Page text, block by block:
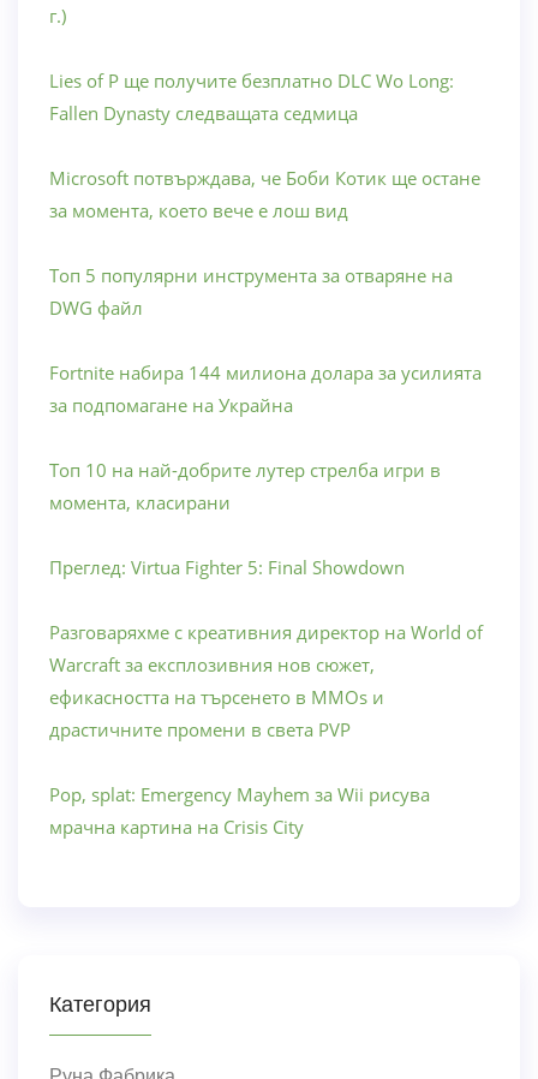
г.)
Lies of P ще получите безплатно DLC Wo Long:
Fallen Dynasty следващата седмица
Microsoft потвърждава, че Боби Котик ще остане
за момента, което вече е лош вид
Топ 5 популярни инструмента за отваряне на
DWG файл
Fortnite набира 144 милиона долара за усилията
за подпомагане на Украйна
Топ 10 на най-добрите лутер стрелба игри в
момента, класирани
Преглед: Virtua Fighter 5: Final Showdown
Разговаряхме с креативния директор на World of
Warcraft за експлозивния нов сюжет,
ефикасността на търсенето в MMOs и
драстичните промени в света PVP
Pop, splat: Emergency Mayhem за Wii рисува
мрачна картина на Crisis City
Категория